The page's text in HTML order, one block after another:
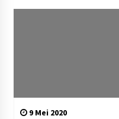
9 Mei 2020